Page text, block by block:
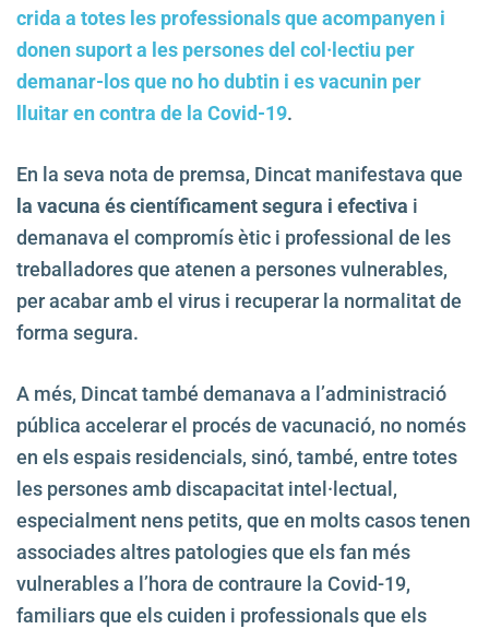
crida a totes les professionals que acompanyen i
donen suport a les persones del col·lectiu per
demanar-los que no ho dubtin i es vacunin per
lluitar en contra de la Covid-19.
En la seva nota de premsa, Dincat manifestava que
la vacuna és científicament segura i efectiva i
demanava el compromís ètic i professional de les
treballadores que atenen a persones vulnerables,
per acabar amb el virus i recuperar la normalitat de
forma segura.
A més, Dincat també demanava a l’administració
pública accelerar el procés de vacunació, no només
en els espais residencials, sinó, també, entre totes
les persones amb discapacitat intel·lectual,
especialment nens petits, que en molts casos tenen
associades altres patologies que els fan més
vulnerables a l’hora de contraure la Covid-19,
familiars que els cuiden i professionals que els